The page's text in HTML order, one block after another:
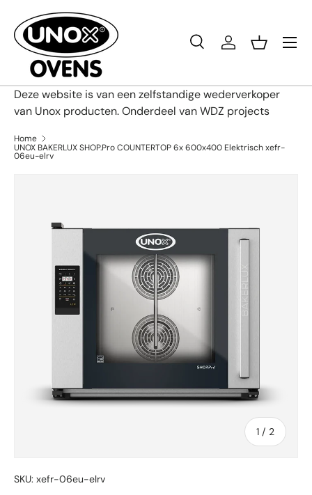
Ga naar inhoud
Zoeken
Productsoort
Alles
ZoekenInloggenMandje
Menu
Deze website is van een zelfstandige wederverkoper
van Unox producten. Onderdeel van WDZ projects
Home
UNOX BAKERLUX SHOP.Pro COUNTERTOP 6x 600x400 Elektrisch xefr-
06eu-elrv
1 / van
2
SKU: xefr-06eu-elrv